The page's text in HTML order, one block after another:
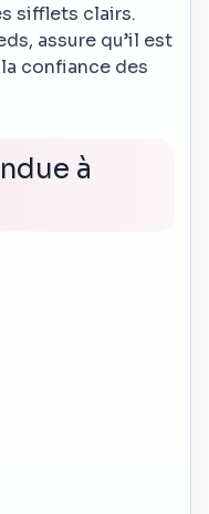
sifflets clairs.
assure qu’il est
confiance des
à